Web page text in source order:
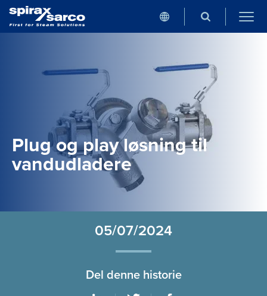
Plug og play løsning til
vandudladere
05/07/2024
Del denne historie